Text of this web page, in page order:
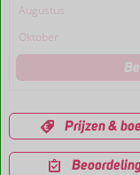
Augustus
Oktober
Prijzen &